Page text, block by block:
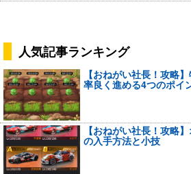
人気記事ランキング
【おねがい社長！攻略
率良く進める4つのポイ
【おねがい社長！攻略
の入手方法と小技